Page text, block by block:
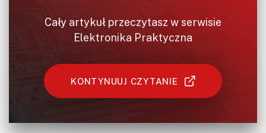
Obudowa prądnicy została wykonana w technologii druku
biodegradowalny materiał termoplastyczny. Kolor
obudowy nie jest przypadkowy – zastosowaliśmy jasny
filament, aby dobrze odbijał i rozpraszał promienie
mniej, niż gdyby obudowa była w kolorze czarnym lub
Cały artykuł przeczytasz w serwisie
Elektronika Praktyczna
KONTYNUUJ CZYTANIE